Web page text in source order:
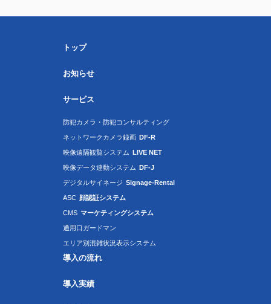
トップ
お知らせ
サービス
防犯カメラ・防犯コンサルティング
ネットワークカメラ録画 DF-R
映像遠隔観覧システム LIVE NET
映像データ連動システム DF-J
デジタルサイネージ Signage-Rental
ASC 顔認証システム
CMS マーケティングシステム
通用口ガードマン
エリア別混雑状況表示システム
導入の流れ
導入実績